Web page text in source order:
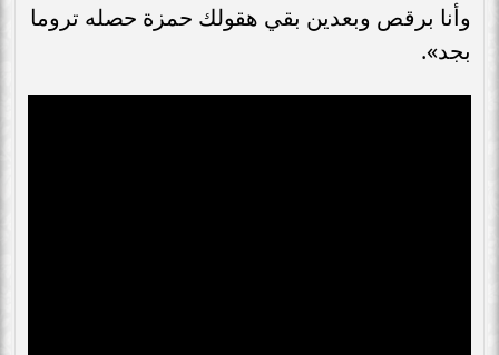
وأنا برقص وبعدين بقي هقولك حمزة حصله تروما
بجد».